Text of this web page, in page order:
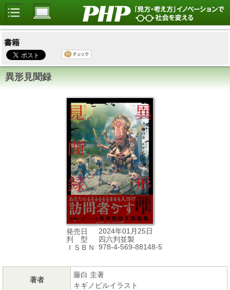
書籍
異形見聞録
発売日
2024年01月25日
判 型
四六判並製
ＩＳＢＮ
978-4-569-88148-5
著者
藤白 圭著
キギノビルイラスト